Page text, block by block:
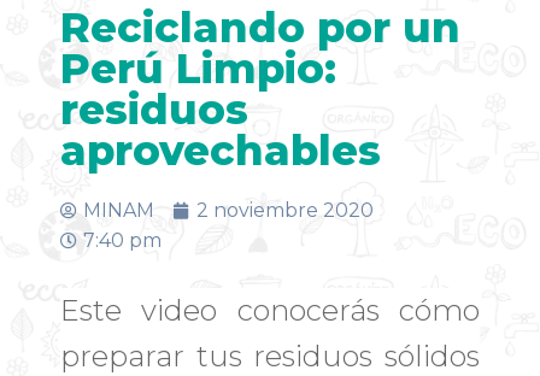
Reciclando por un
Perú Limpio:
residuos
aprovechables
MINAM
2 noviembre 2020
7:40 pm
Este video conocerás cómo
preparar tus residuos sólidos